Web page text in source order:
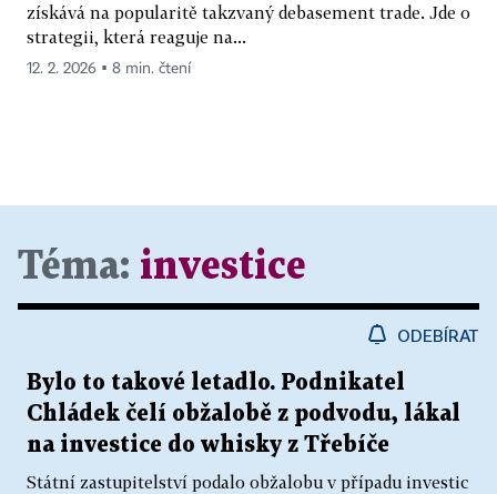
získává na popularitě takzvaný debasement trade. Jde o
strategii, která reaguje na...
12. 2. 2026 ▪ 8 min. čtení
Téma: investice
ODEBÍRAT
Bylo to takové letadlo. Podnikatel
Chládek čelí obžalobě z podvodu, lákal
na investice do whisky z Třebíče
Státní zastupitelství podalo obžalobu v případu investic